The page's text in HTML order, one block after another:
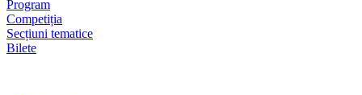
Program
Competiția
Secțiuni tematice
Bilete